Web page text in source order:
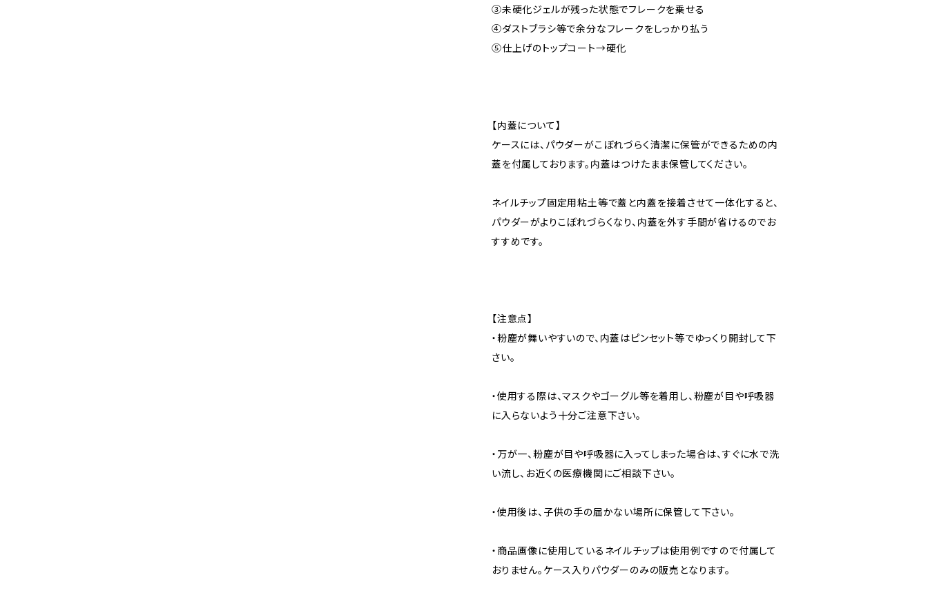
③未硬化ジェルが残った状態でフレークを乗せる
④ダストブラシ等で余分なフレークをしっかり払う
⑤仕上げのトップコート→硬化
【内蓋について】
ケースには、パウダーがこぼれづらく清潔に保管ができるための内
蓋を付属しております。内蓋はつけたまま保管してください。
ネイルチップ固定用粘土等で蓋と内蓋を接着させて一体化すると、
パウダーがよりこぼれづらくなり、内蓋を外す手間が省けるのでお
すすめです。
【注意点】
・粉塵が舞いやすいので、内蓋はピンセット等でゆっくり開封して下
さい。
・使用する際は、マスクやゴーグル等を着用し、粉塵が目や呼吸器
に入らないよう十分ご注意下さい。
・万が一、粉塵が目や呼吸器に入ってしまった場合は、すぐに水で洗
い流し、お近くの医療機関にご相談下さい。
・使用後は、子供の手の届かない場所に保管して下さい。
・商品画像に使用しているネイルチップは使用例ですので付属して
おりません。ケース入りパウダーのみの販売となります。